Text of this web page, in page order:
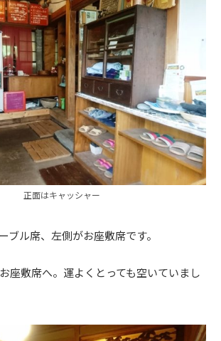
正面はキャッシャー
ブル席、左側がお座敷席です。
座敷席へ。運よくとっても空いていまし